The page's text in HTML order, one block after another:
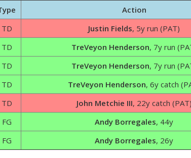
Action
TD Justin Fields, 5y run (PAT)
TD TreVeyon Henderson, 7y run
TD TreVeyon Henderson, 7y run
TD TreVeyon Henderson, 6y catch
TD John Metchie III, 22y catch (PAT)
FG Andy Borregales, 44y
FG Andy Borregales, 26y